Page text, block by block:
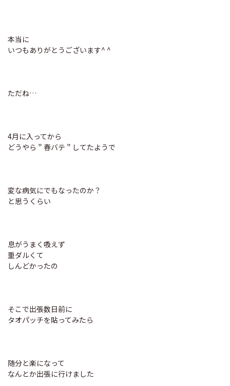
本当に
いつもありがとうございます^ ^
ただね…
4月に入ってから
どうやら＂春バテ＂してたようで
変な病気にでもなったのか？
と思うくらい
息がうまく吸えず
重ダルくて
しんどかったの
そこで出張数日前に
タオパッチを貼ってみたら
随分と楽になって
なんとか出張に行けました